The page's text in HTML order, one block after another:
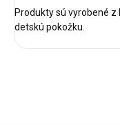
Produkty sú vyrobené
detskú pokožku.